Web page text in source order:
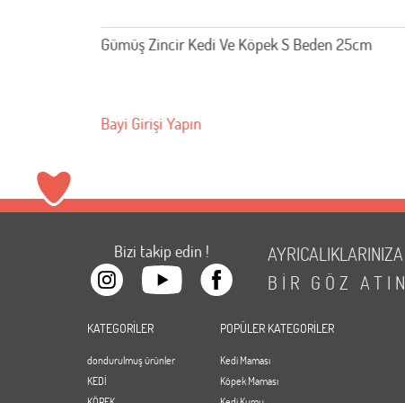
Gümüş Zincir Kedi Ve Köpek S Beden 25cm
Bayi Girişi Yapın
Bizi takip edin !
AYRICALIKLARINIZA
BİR GÖZ ATIN
KATEGORİLER
dondurulmuş ürünler
KEDİ
POPÜLER KATEGORİLER
Kedi Maması
Köpek Maması